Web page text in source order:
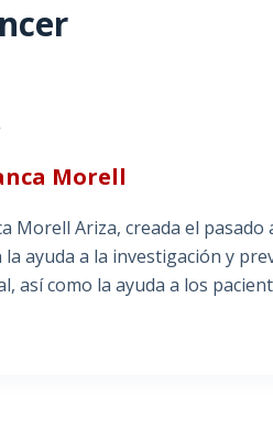
Morell
Morell Ariza, creada el
la ayuda a la investigación y
así como la ayuda a los